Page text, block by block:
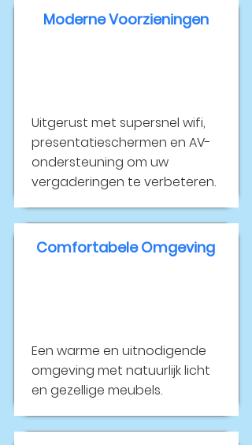
Moderne Voorzieningen
Uitgerust met supersnel wifi,
presentatieschermen en AV-
ondersteuning om uw
vergaderingen te verbeteren.
Comfortabele Omgeving
Een warme en uitnodigende
omgeving met natuurlijk licht
en gezellige meubels.